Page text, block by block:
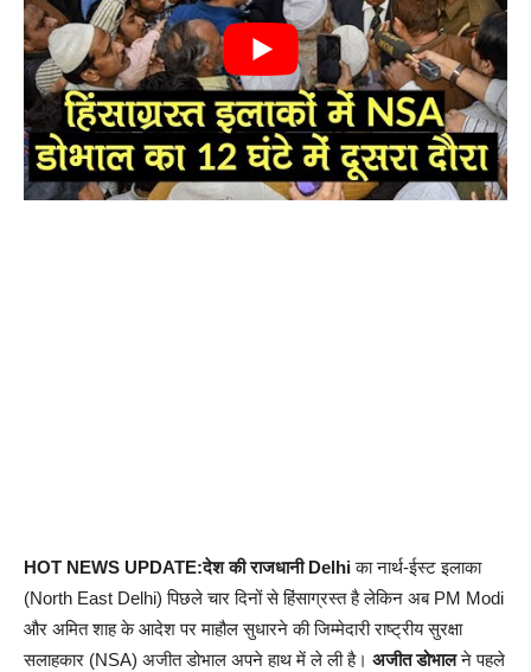
HOT NEWS UPDATE:देश की राजधानी Delhiका नार्थ-ईस्ट इलाका
(North East Delhi) पिछले चार दिनों से हिंसाग्रस्त है लेकिन अब PM Modi
और अमित शाह के आदेश पर माहौल सुधारने की जिम्मेदारी राष्ट्रीय सुरक्षा
सलाहकार (NSA) अजीत डोभाल अपने हाथ में ले ली है। अजीत डोभालने पहले